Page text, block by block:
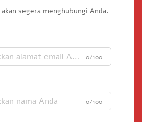
segera menghubungi Anda.
0/100
0/100